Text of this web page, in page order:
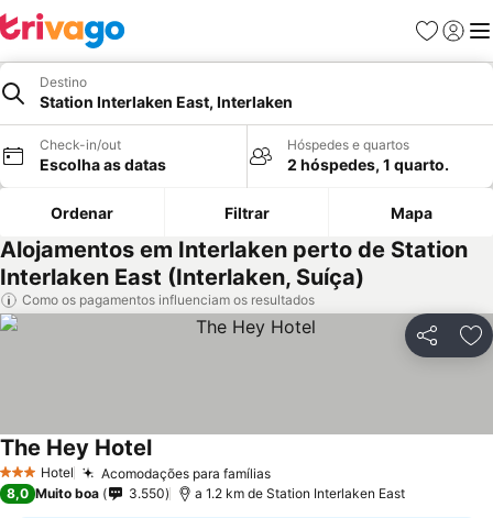
Favoritos
Iniciar
Destino
Station Interlaken East, Interlaken
Check-in/out
Escolha as datas
Hóspedes e quartos
2 hóspedes, 1 quarto.
Ordenar Filtrar Mapa
Alojamentos em Interlaken perto de Station
Interlaken East (Interlaken, Suíça)
Como os pagamentos influenciam os resultados
Partilhar
3 EstrelasHotel Acomodações para famílias
The Hey Hotel
8,0 Muito boa 3.550 a 1.2 km de Station Interlaken East